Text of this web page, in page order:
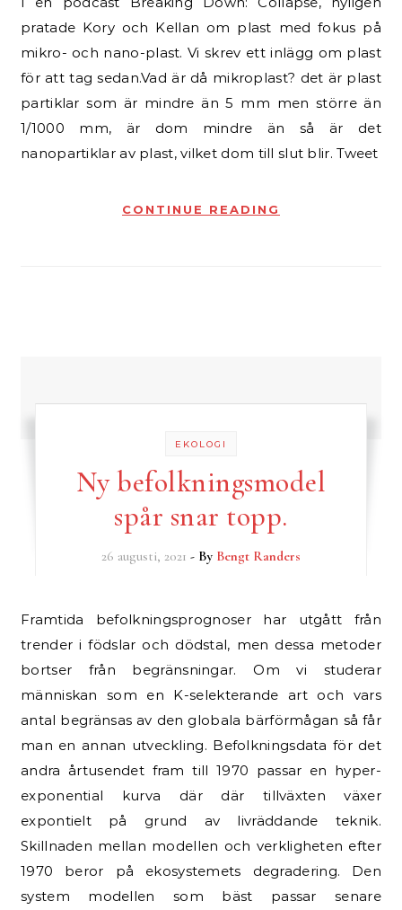
pratade Kory och Kellan om plast med fokus på
mikro- och nano-plast. Vi skrev ett inlägg om plast
för att tag sedan.Vad är då mikroplast? det är plast
partiklar som är mindre än 5 mm men större än
1/1000 mm, är dom mindre än så är det
nanopartiklar av plast, vilket dom till slut blir. Tweet
CONTINUE READING
EKOLOGI
Ny befolkningsmodel
spår snar topp.
26 augusti, 2021 - By Bengt Randers
Framtida befolkningsprognoser har utgått från
trender i födslar och dödstal, men dessa metoder
bortser från begränsningar. Om vi studerar
människan som en K-selekterande art och vars
antal begränsas av den globala bärförmågan så får
man en annan utveckling. Befolkningsdata för det
andra årtusendet fram till 1970 passar en hyper-
exponential kurva där där tillväxten växer
expontielt på grund av livräddande teknik.
Skillnaden mellan modellen och verkligheten efter
1970 beror på ekosystemets degradering. Den
system modellen som bäst passar senare